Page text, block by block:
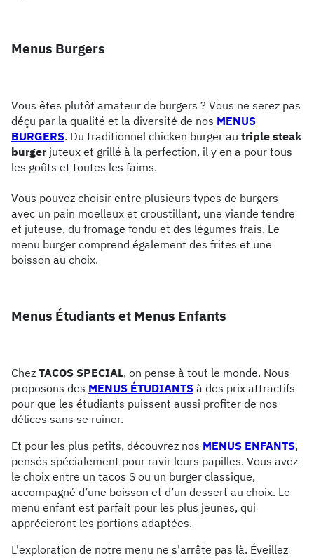
Menus Burgers
Vous êtes plutôt amateur de burgers ? Vous ne serez pas
déçu par la qualité et la diversité de nos MENUS
BURGERS. Du traditionnel chicken burger au triple steak
burgerjuteux et grillé à la perfection, il y en a pour tous
les goûts et toutes les faims.
Vous pouvez choisir entre plusieurs types de burgers
avec un pain moelleux et croustillant, une viande tendre
et juteuse, du fromage fondu et des légumes frais. Le
menu burger comprend également des frites et une
boisson au choix.
Menus Étudiants et Menus Enfants
Chez TACOS SPECIAL, on pense à tout le monde. Nous
proposons des MENUS ÉTUDIANTS à des prix attractifs
pour que les étudiants puissent aussi profiter de nos
délices sans se ruiner.
Et pour les plus petits, découvrez nos MENUS ENFANTS,
pensés spécialement pour ravir leurs papilles. Vous avez
le choix entre un tacos S ou un burger classique,
accompagné d’une boisson et d’un dessert au choix. Le
menu enfant est parfait pour les plus jeunes, qui
apprécieront les portions adaptées.
L'exploration de notre menu ne s'arrête pas là. Éveillez